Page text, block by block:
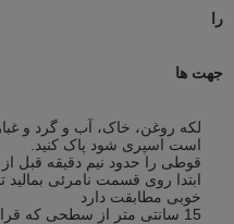
را
جهت ها
لکه روغن، خاک، آب و گرد و
است اسپری شود پاک کنید.
قوطی را حدود نیم دقیقه قبل
ابتدا روی قسمت نامرئی
خوبی مطابقت دارد
15 سانتی متر از سطحی که قرار است اسپری شود فاصله بگیرید.